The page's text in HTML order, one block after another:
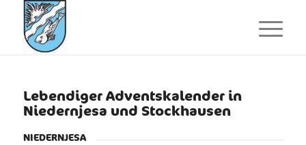
Lebendiger Adventskalender in
Niedernjesa und Stockhausen
NIEDERNJESA